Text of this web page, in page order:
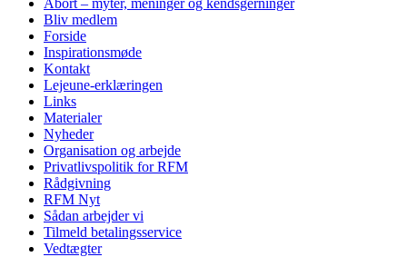
Abort – myter, meninger og kendsgerninger
Bliv medlem
Forside
Inspirationsmøde
Kontakt
Lejeune-erklæringen
Links
Materialer
Nyheder
Organisation og arbejde
Privatlivspolitik for RFM
Rådgivning
RFM Nyt
Sådan arbejder vi
Tilmeld betalingsservice
Vedtægter